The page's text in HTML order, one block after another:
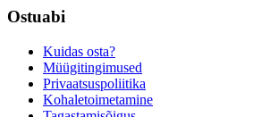
Ostuabi
Kuidas osta?
Müügitingimused
Privaatsuspoliitika
Kohaletoimetamine